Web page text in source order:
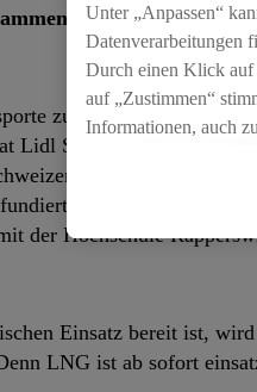
mit dem
zu
Lidl Schweiz in
Gasindustrie
zu analysieren. Für
der Hochschule
Einsatz bereit ist,
LNG ist ab sofort
Unter „Anpassen“
Datenverarbeitungen
Durch einen Klick auf
auf „Zustimmen“
Informationen, auch